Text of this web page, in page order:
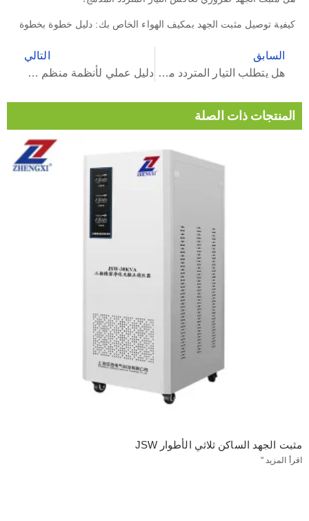
كيفية توصيل مثبت الجهد بمكيف الهواء الخاص بك: دليل خطوة بخطوة
السابق
هل يتطلب التيار المتردد مثبت جهد كهربائي؟ دليل شامل
التالي
دليل عملي لأنظمة منظم جهد التيار المتردد ثلاثي الأطوار
المنتجات ذات الصلة
مثبت الجهد الساكن ثلاثي الأطوار JSW
اقرأ المزيد "